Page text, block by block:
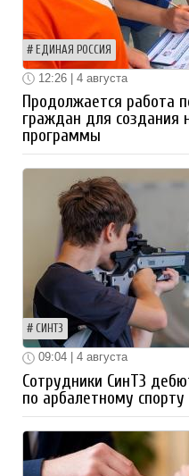
ЕДИНАЯ РОССИЯ
12:26 | 4 августа
Продолжается работа
граждан для создания
программы
СИНТЗ
09:04 | 4 августа
Сотрудники СинТЗ
по арбалетному спорту